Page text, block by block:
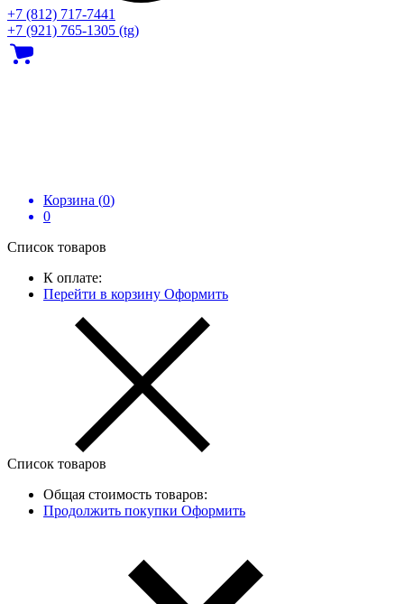
+7 (812) 717‑7441
+7 (921) 765-1305 (tg)
Корзина (0)
0
Список товаров
К оплате:
Перейти в корзину Оформить
Список товаров
Общая стоимость товаров:
Продолжить покупки Оформить